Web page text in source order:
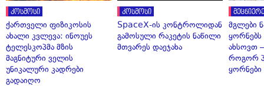
კოსმოსი
ქართველი ფიზიკოსის
ახალი კვლევა: ინოუეს
ტელესკოპმა მზის
მაგნიტური ველის
უნიკალური კადრები
გადაიღო
კოსმოსი
SpaceX-ის კონტროლიდან
გამოსული რაკეტის ნაწილი
მთვარეს დაეჯახა
მგლები
ახსოვთ
როგორ
ყორნები